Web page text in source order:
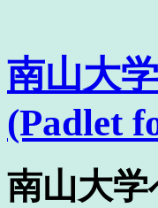
南山大
(Padlet
南山大